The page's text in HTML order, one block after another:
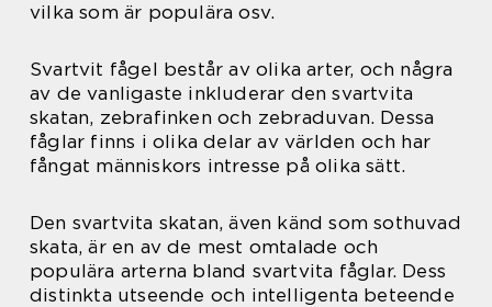
vilka som är populära osv.
Svartvit fågel består av olika arter, och några
av de vanligaste inkluderar den svartvita
skatan, zebrafinken och zebraduvan. Dessa
fåglar finns i olika delar av världen och har
fångat människors intresse på olika sätt.
Den svartvita skatan, även känd som sothuvad
skata, är en av de mest omtalade och
populära arterna bland svartvita fåglar. Dess
distinkta utseende och intelligenta beteende